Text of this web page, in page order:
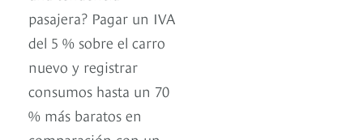
pasajera? Pagar un IVA
del 5 % sobre el carro
nuevo y registrar
consumos hasta un 70
% más baratos en